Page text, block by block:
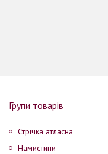
Групи товарів
Стрічка атласна
Намистини